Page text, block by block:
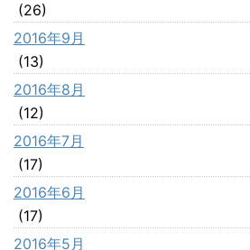
(26)
2016年9月
(13)
2016年8月
(12)
2016年7月
(17)
2016年6月
(17)
2016年5月